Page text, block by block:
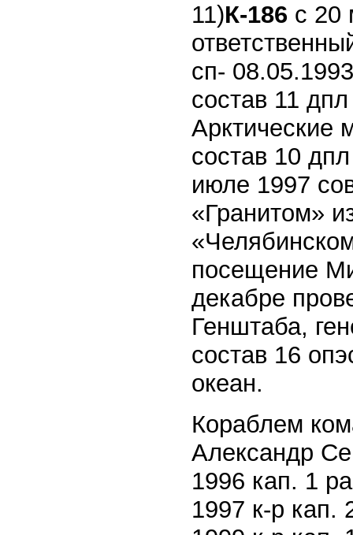
11)К-186 с 20
сп-
состав 11
Арктические
состав 10
июле 1997
«Гранитом»
посещение
декабре
Генштаба,
состав 16
океан.
Кораблем
Александр
1996 кап. 1
1997 к-р кап.